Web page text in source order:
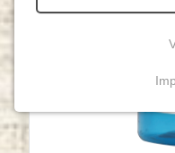
básicas e são